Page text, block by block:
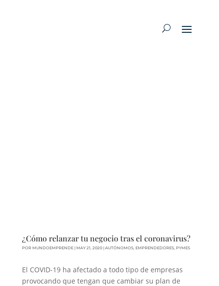
¿Cómo relanzar tu negocio tras el coronavirus?
POR MUNDOEMPRENDE| MAY 21, 2020| AUTÓNOMOS, EMPRENDEDORES, PYMES
El COVID-19 ha afectado a todo tipo de empresas
provocando que tengan que cambiar su plan de